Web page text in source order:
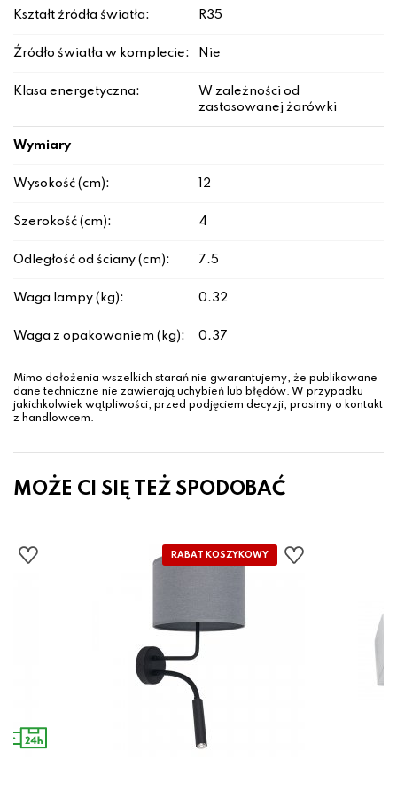
Kształt źródła światła: R35
Źródło światła w komplecie: Nie
Klasa energetyczna:
W zależności od
zastosowanej żarówki
Wymiary
Wysokość (cm): 12
Szerokość (cm): 4
Odległość od ściany (cm): 7.5
Waga lampy (kg): 0.32
Waga z opakowaniem (kg): 0.37
Mimo dołożenia wszelkich starań nie gwarantujemy, że publikowane
dane techniczne nie zawierają uchybień lub błędów. W przypadku
jakichkolwiek wątpliwości, przed podjęciem decyzji, prosimy o kontakt
z handlowcem.
MOŻE CI SIĘ TEŻ SPODOBAĆ